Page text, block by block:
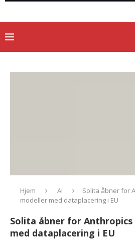
Hjem AI
Solita åbner for
modeller med dataplacering i EU
Solita åbner for
med dataplacering i EU